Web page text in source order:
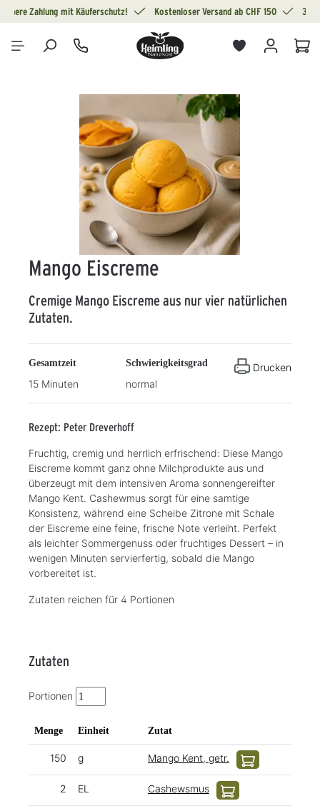
springen
Sichere Zahlung mit Käuferschutz! Kostenloser Versand ab CHF 150 30
Mango Eiscreme
Cremige Mango Eiscreme aus nur vier natürlichen
Zutaten.
Gesamtzeit
15 Minuten
Schwierigkeitsgrad
normal
Drucken
Rezept: Peter Dreverhoff
Fruchtig, cremig und herrlich erfrischend: Diese Mango
Eiscreme kommt ganz ohne Milchprodukte aus und
überzeugt mit dem intensiven Aroma sonnengereifter
Mango Kent. Cashewmus sorgt für eine samtige
Konsistenz, während eine Scheibe Zitrone mit Schale
der Eiscreme eine feine, frische Note verleiht. Perfekt
als leichter Sommergenuss oder fruchtiges Dessert – in
wenigen Minuten servierfertig, sobald die Mango
vorbereitet ist.
Zutaten reichen für 4 Portionen
Zutaten
Portionen
Menge Einheit Zutat
150 g Mango Kent, getr.
2 EL Cashewsmus